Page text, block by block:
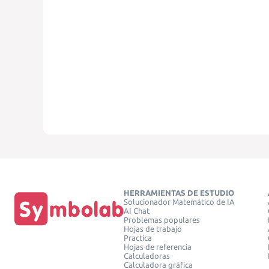
HERRAMIENTAS DE ESTUDIO
Solucionador Matemático de IA
AI Chat
Problemas populares
Hojas de trabajo
Practica
Hojas de referencia
Calculadoras
Calculadora gráfica